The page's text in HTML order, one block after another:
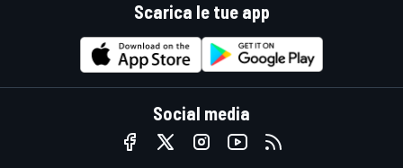
Scarica le tue app
Social media